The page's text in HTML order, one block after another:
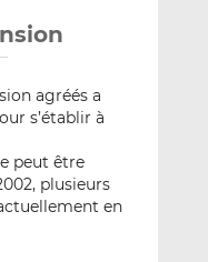
agréés a
s’établir à
peut être
plusieurs
en